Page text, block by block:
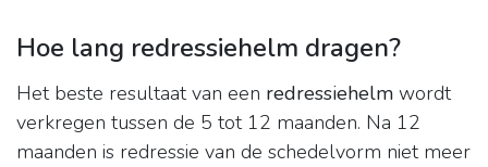
Hoe lang redressiehelm dragen?
Het beste resultaat van een redressiehelm wordt
verkregen tussen de 5 tot 12 maanden. Na 12
maanden is redressie van de schedelvorm niet meer